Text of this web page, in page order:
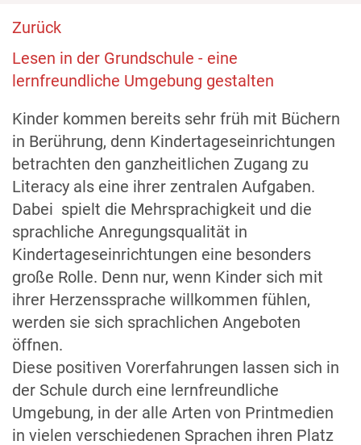
Zurück
Lesen in der Grundschule - eine
lernfreundliche Umgebung gestalten
Kinder kommen bereits sehr früh mit Büchern
in Berührung, denn Kindertageseinrichtungen
betrachten den ganzheitlichen Zugang zu
Literacy als eine ihrer zentralen Aufgaben.
Dabei spielt die Mehrsprachigkeit und die
sprachliche Anregungsqualität in
Kindertageseinrichtungen eine besonders
große Rolle. Denn nur, wenn Kinder sich mit
ihrer Herzenssprache willkommen fühlen,
werden sie sich sprachlichen Angeboten
öffnen.
Diese positiven Vorerfahrungen lassen sich in
der Schule durch eine lernfreundliche
Umgebung, in der alle Arten von Printmedien
in vielen verschiedenen Sprachen ihren Platz